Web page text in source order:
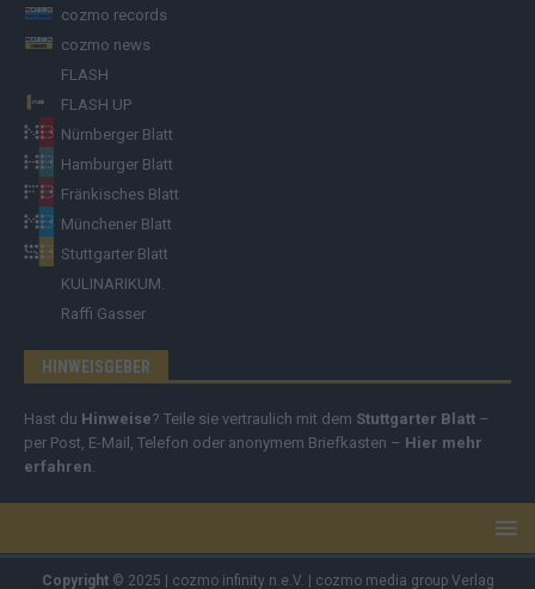
cozmo records
cozmo news
FLASH
FLASH UP
Nürnberger Blatt
Hamburger Blatt
Fränkisches Blatt
Münchener Blatt
Stuttgarter Blatt
KULINARIKUM.
Raffi Gasser
HINWEISGEBER
Hast du Hinweise? Teile sie vertraulich mit dem Stuttgarter Blatt –
per Post, E-Mail, Telefon oder anonymem Briefkasten – Hier mehr
erfahren.
Copyright© 2025 | cozmo infinity n.e.V. | cozmo media group Verlag